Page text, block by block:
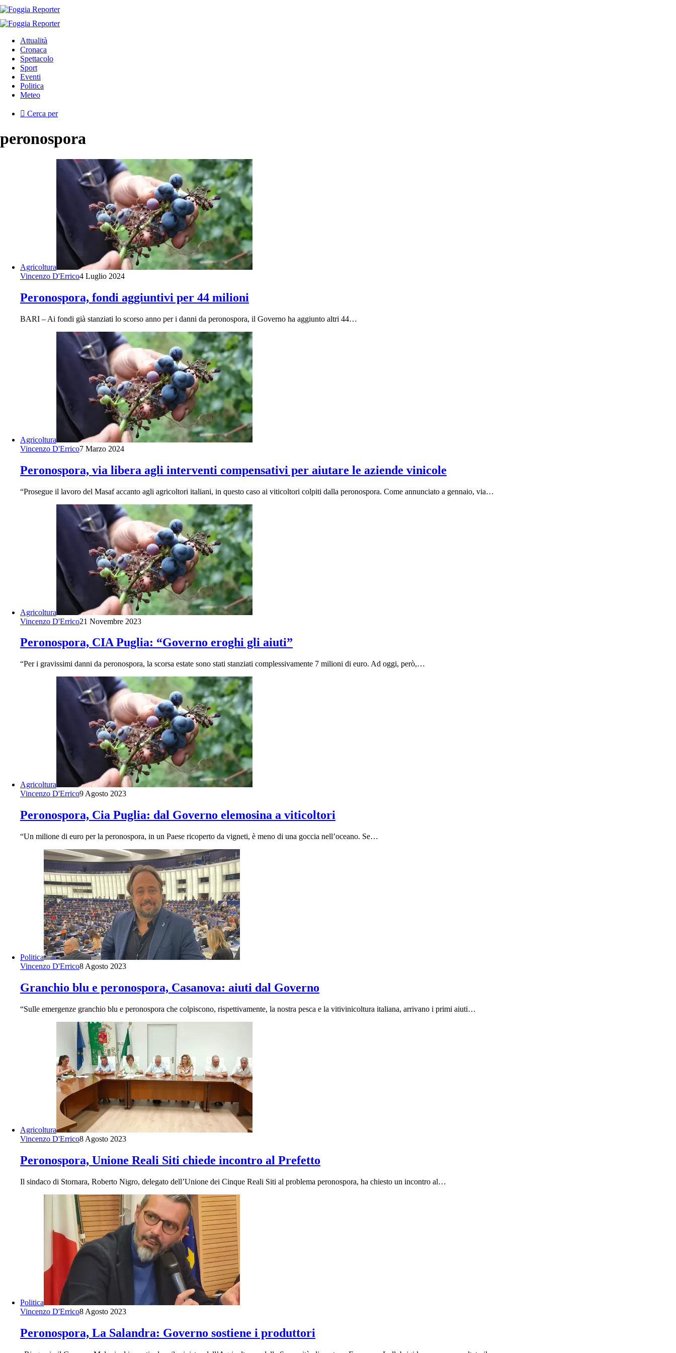
Attualità
Cronaca
Spettacolo
Sport
Eventi
Politica
Meteo
Cerca per
peronospora
Agricoltura
Vincenzo D'Errico4 Luglio 2024
Peronospora, fondi aggiuntivi per 44 milioni
BARI – Ai fondi già stanziati lo scorso anno per i danni da peronospora, il Governo ha aggiunto altri 44…
Agricoltura
Vincenzo D'Errico7 Marzo 2024
Peronospora, via libera agli interventi compensativi per aiutare le aziende vinicole
“Prosegue il lavoro del Masaf accanto agli agricoltori italiani, in questo caso ai viticoltori colpiti dalla peronospora. Come annunciato a gennaio, via…
Agricoltura
Vincenzo D'Errico21 Novembre 2023
Peronospora, CIA Puglia: “Governo eroghi gli aiuti”
“Per i gravissimi danni da peronospora, la scorsa estate sono stati stanziati complessivamente 7 milioni di euro. Ad oggi, però,…
Agricoltura
Vincenzo D'Errico9 Agosto 2023
Peronospora, Cia Puglia: dal Governo elemosina a viticoltori
“Un milione di euro per la peronospora, in un Paese ricoperto da vigneti, è meno di una goccia nell’oceano. Se…
Politica
Vincenzo D'Errico8 Agosto 2023
Granchio blu e peronospora, Casanova: aiuti dal Governo
“Sulle emergenze granchio blu e peronospora che colpiscono, rispettivamente, la nostra pesca e la vitivinicoltura italiana, arrivano i primi aiuti…
Agricoltura
Vincenzo D'Errico8 Agosto 2023
Peronospora, Unione Reali Siti chiede incontro al Prefetto
Il sindaco di Stornara, Roberto Nigro, delegato dell’Unione dei Cinque Reali Siti al problema peronospora, ha chiesto un incontro al…
Politica
Vincenzo D'Errico8 Agosto 2023
Peronospora, La Salandra: Governo sostiene i produttori